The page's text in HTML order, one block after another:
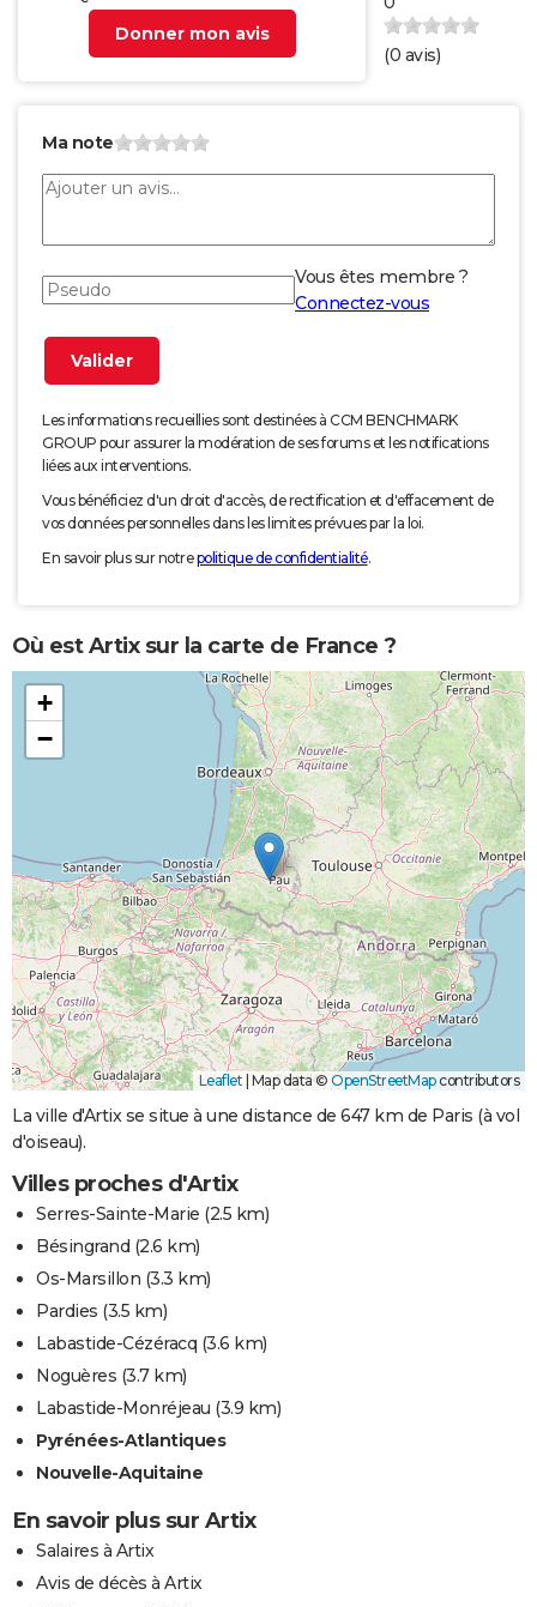
Donner mon avis
(0 avis)
Ma note
Vous êtes membre ?
Connectez-vous
Les informations recueillies sont destinées à CCM BENCHMARK
GROUP pour assurer la modération de ses forums et les notifications
liées aux interventions.
Vous bénéficiez d'un droit d'accès, de rectification et d'effacement de
vos données personnelles dans les limites prévues par la loi.
En savoir plus sur notrepolitique de confidentialité.
Où est Artix sur la carte de France ?
+
−
Leaflet Map data © OpenStreetMapcontributors
La ville d'Artix se situe à une distance de 647 km de Paris (à vol
d'oiseau).
Villes proches d'Artix
Serres-Sainte-Marie (2.5 km)
Bésingrand (2.6 km)
Os-Marsillon (3.3 km)
Pardies (3.5 km)
Labastide-Cézéracq (3.6 km)
Noguères (3.7 km)
Labastide-Monréjeau (3.9 km)
Pyrénées-Atlantiques
Nouvelle-Aquitaine
En savoir plus sur Artix
Salaires à Artix
Avis de décès à Artix